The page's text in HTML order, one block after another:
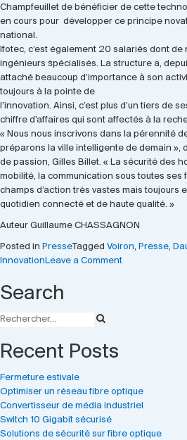
Champfeuillet de bénéficier de cette
en cours pour développer ce principe
national.
Ifotec, c’est également 20 salariés dont de
ingénieurs spécialisés. La structure a,
attaché beaucoup d’importance à son
toujours à la pointe de
l’innovation. Ainsi, c’est plus d’un tiers de
chiffre d’affaires qui sont affectés à la
« Nous nous inscrivons dans la pérennité
préparons la ville intelligente de demain »,
de passion, Gilles Billet. « La sécurité des
mobilité, la communication sous toutes ses
champs d’action très vastes mais toujours
quotidien connecté et de haute qualité. »
Auteur Guillaume CHASSAGNON
Posted in PresseTagged Voiron, Presse,
InnovationLeave a Commenton
Search
Recent Posts
Fermeture estivale
Optimiser un réseau fibre optique
Convertisseur de média industriel
Switch 10 Gigabit sécurisé
Solutions de sécurité sur fibre optique